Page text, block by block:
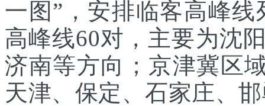
一图”，安排临客高峰
高峰线60对，主要为沈
济南等方向；京津冀区
天津、保定、石家庄、